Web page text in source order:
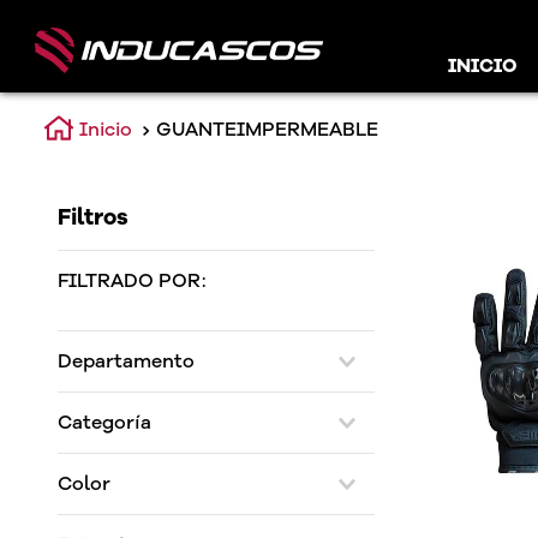
INICIO
GUANTEIMPERMEABLE
Filtros
FILTRADO POR:
Departamento
Categoría
Color